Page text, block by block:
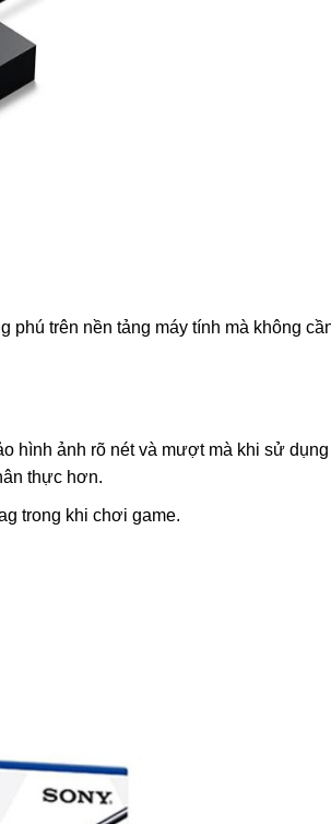
trên nền tảng máy tính mà không
hình ảnh rõ nét và mượt mà khi sử
thực hơn.
trong khi chơi game.